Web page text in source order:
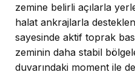
zemine belirli açılarla
halat ankrajlarla
sayesinde aktif toprak
zeminin daha stabil
duvarındaki moment ile